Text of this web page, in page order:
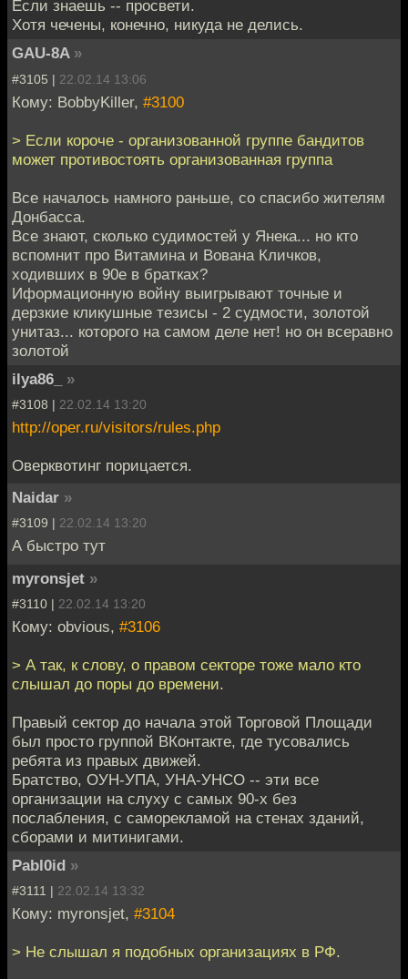
Если знаешь -- просвети.
Хотя чечены, конечно, никуда не делись.
GAU-8A »
#3105 | 22.02.14 13:06
Кому: BobbyKiller, #3100
> Если короче - организованной группе бандитов
может противостоять организованная группа
Все началось намного раньше, со спасибо жителям
Донбасса.
Все знают, сколько судимостей у Янека... но кто
вспомнит про Витамина и Вована Кличков,
ходивших в 90е в братках?
Иформационную войну выигрывают точные и
дерзкие кликушные тезисы - 2 судмости, золотой
унитаз... которого на самом деле нет! но он всеравно
золотой
ilya86_
»
#3108 | 22.02.14 13:20
http://oper.ru/visitors/rules.php
Оверквотинг порицается.
Naidar »
#3109 | 22.02.14 13:20
А быстро тут
myronsjet »
#3110 | 22.02.14 13:20
Кому: obvious, #3106
> А так, к слову, о правом секторе тоже мало кто
слышал до поры до времени.
Правый сектор до начала этой Торговой Площади
был просто группой ВКонтакте, где тусовались
ребята из правых движей.
Братство, ОУН-УПА, УНА-УНСО -- эти все
организации на слуху с самых 90-х без
послабления, с саморекламой на стенах зданий,
сборами и митинигами.
Pabl0id »
#3111 | 22.02.14 13:32
Кому: myronsjet, #3104
> Не слышал я подобных организациях в РФ.